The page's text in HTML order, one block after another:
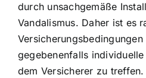
durch unsachgemäße
Vandalismus. Daher ist es
gegebenenfalls
dem Versicherer zu treffen.